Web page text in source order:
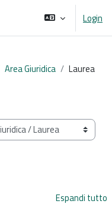
Login
Area Giuridica Laurea
Espandi tutto